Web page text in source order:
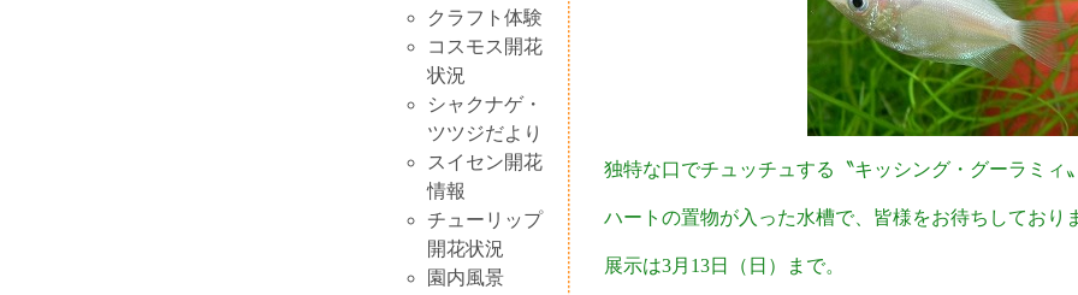
クラフト体験
コスモス開花
状況
シャクナゲ・
ツツジだより
スイセン開花
情報
チューリップ
開花状況
園内風景
独特な口でチュッチュする〝キッシング・グーラミィ
ハートの置物が入った水槽で、皆様をお待ちしており
展示は3月13日（日）まで。